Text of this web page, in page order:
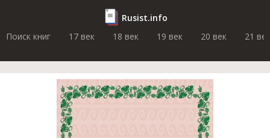
Rusist.info
Поиск книг
17 век 18 век 19 век 20 век 21 век